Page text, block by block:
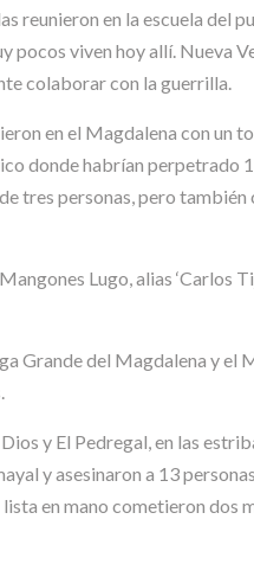
reunieron en la escuela del
viven hoy allí. Nueva
colaborar con la guerrilla.
en el Magdalena con un
donde habrían perpetrado
tres personas, pero
Lugo, alias ‘Carlos
Grande del Magdalena y el
y El Pedregal, en las
y asesinaron a 13
en mano cometieron dos